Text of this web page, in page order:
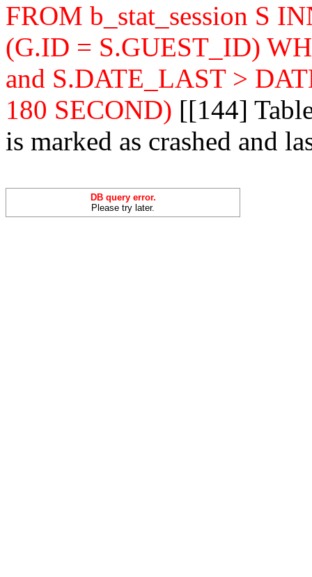
FROM b_stat_session S
(G.ID = S.GUEST_ID)
and S.DATE_LAST >
180 SECOND) [[144]
is marked as crashed and
DB query error.
Please try later.